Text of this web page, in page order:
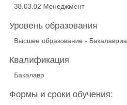
38.03.02 Менеджмент
Уровень образования
Высшее образование -
Квалификация
Бакалавр
Формы и сроки обучения: